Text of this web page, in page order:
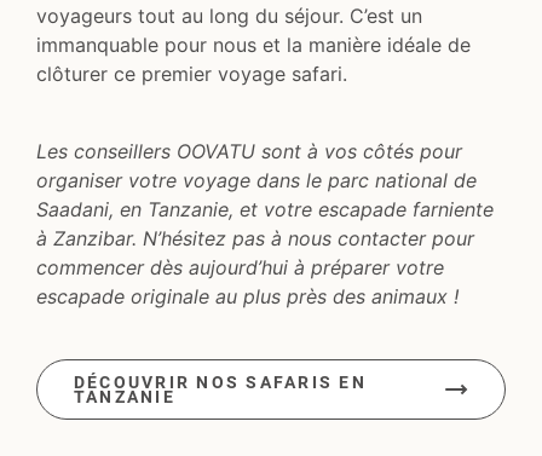
voyageurs tout au long du séjour. C’est un
immanquable pour nous et la manière idéale de
clôturer ce premier voyage safari.
Les conseillers OOVATU sont à vos côtés pour
organiser votre voyage dans le parc national de
Saadani, en Tanzanie, et votre escapade farniente
à Zanzibar. N’hésitez pas à nous contacter pour
commencer dès aujourd’hui à préparer votre
escapade originale au plus près des animaux !
DÉCOUVRIR NOS SAFARIS EN
TANZANIE